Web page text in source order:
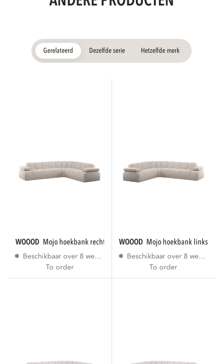
Gerelateerd Dezelfde serie Hetzelfde merk
WOOOD mojo hoekbank rechts ribstof ecru
Beschikbaar over 8 weken
To order
WOOOD mojo hoekbank links
Beschikbaar over 8 weken
To order